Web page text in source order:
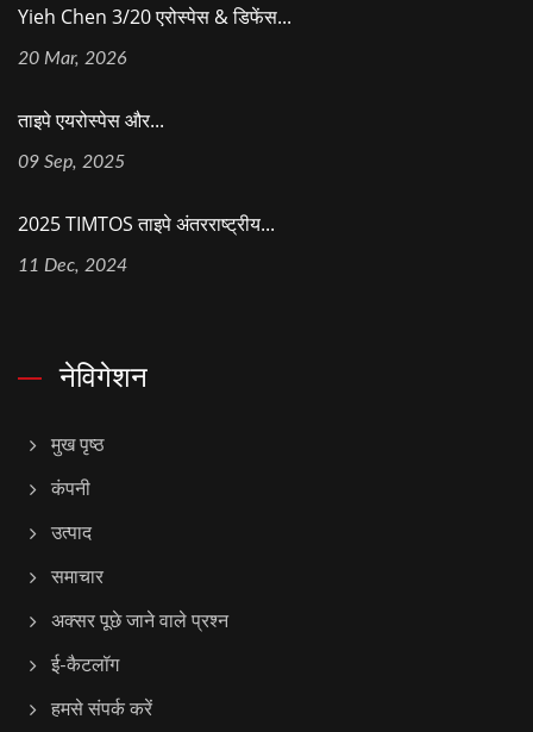
Yieh Chen 3/20 एरोस्पेस & डिफेंस...
20 Mar, 2026
ताइपे एयरोस्पेस और...
09 Sep, 2025
2025 TIMTOS ताइपे अंतरराष्ट्रीय...
11 Dec, 2024
नेविगेशन
मुख पृष्ठ
कंपनी
उत्पाद
समाचार
अक्सर पूछे जाने वाले प्रश्न
ई-कैटलॉग
हमसे संपर्क करें